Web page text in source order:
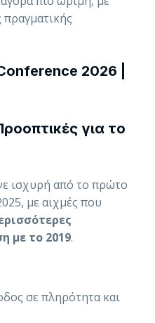
για το
ισχυρή από το πρώτο
με αιχμές που
με το 2019.
σε πληρότητα και